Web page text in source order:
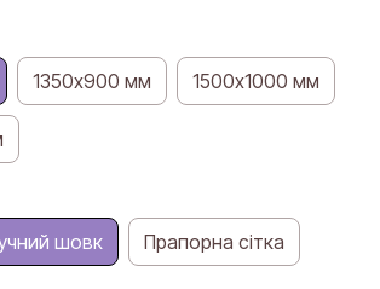
1350х900 мм 1500х1000 мм
шовк Прапорна сітка